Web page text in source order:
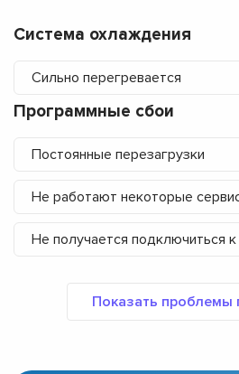
Система охлаждения
Сильно перегревается
Программные сбои
Постоянные перезагрузки
Не работают некоторые
Не получается подключиться